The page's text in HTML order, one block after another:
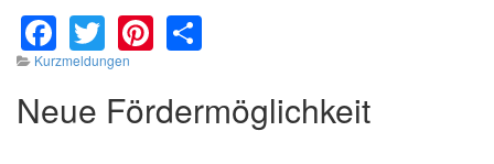
Facebook
TwitterPinterest
Kurzmeldungen
Neue Fördermöglichkeit